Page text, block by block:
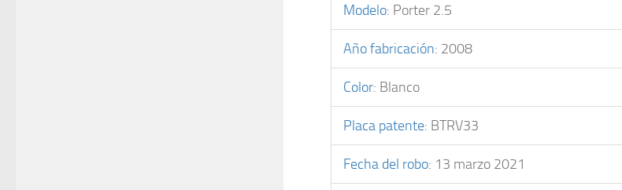
Modelo: Porter 2.5
Año fabricación: 2008
Color: Blanco
Placa patente: BTRV33
Fecha del robo: 13 marzo 2021